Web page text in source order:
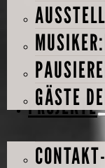
GÄSTE
PROJEKTE